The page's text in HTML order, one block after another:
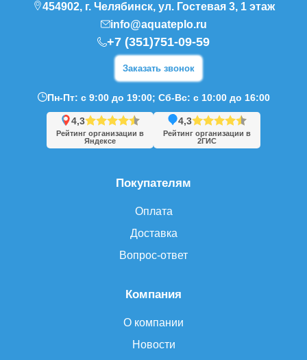
Компания
О компании
Новости
Покупателям
Оплата
Доставка
Вопрос-ответ
454902, г. Челябинск, ул. Гостевая 3, 1 этаж
info@aquateplo.ru
+7 (351)751-09-59
Заказать звонок
Пн-Пт: с 9:00 до 19:00; Сб-Вс: с 10:00 до 16:00
4,3
Рейтинг организации в
Яндексе
4,3
Рейтинг организации в
2ГИС